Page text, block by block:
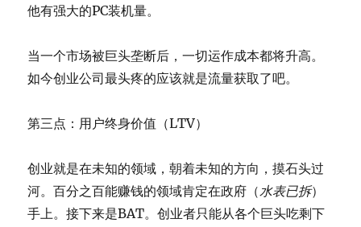
他有强大的PC装机量。
当一个市场被巨头垄断后，一切运作成本都将升高。
如今创业公司最头疼的应该就是流量获取了吧。
第三点：用户终身价值（LTV）
创业就是在未知的领域，朝着未知的方向，摸石头过
河。百分之百能赚钱的领域肯定在政府（水表已拆）
手上。接下来是BAT。创业者只能从各个巨头吃剩下